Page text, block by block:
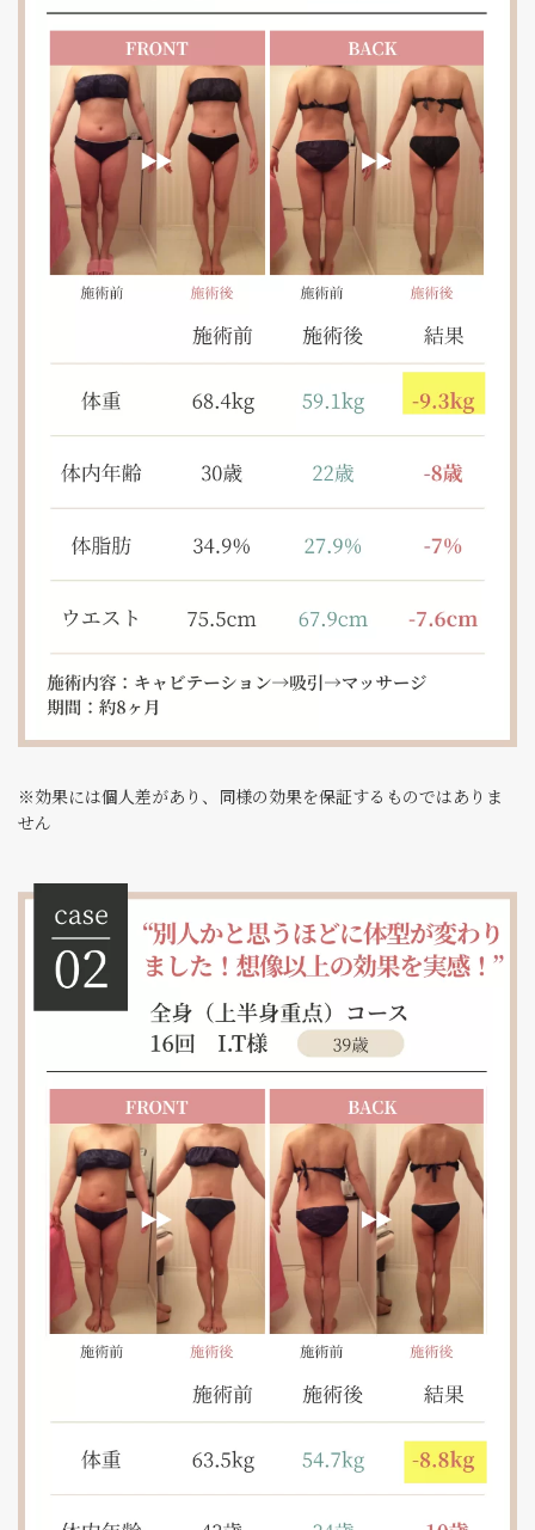
※効果には個人差があり、同様の効果を保証するものではありま
せん